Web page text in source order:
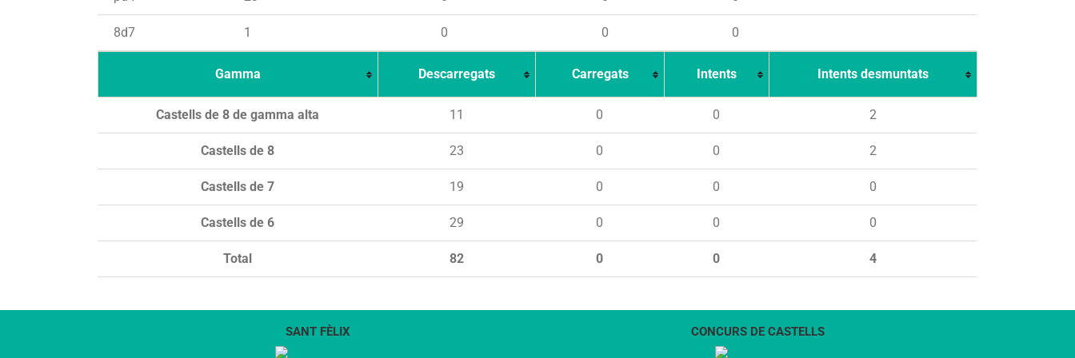
8d7 1 0 0 0
Gamma Descarregats Carregats Intents Intents desmuntats
Total 82 0 0 4
Castells de 8 de gamma alta 11 0 0 2
Castells de 8 23 0 0 2
Castells de 7 19 0 0 0
Castells de 6 29 0 0 0
SANT FÈLIX CONCURS DE CASTELLS